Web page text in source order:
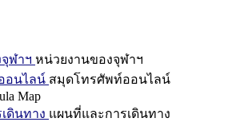
ฬาฯ หน่วยงานของจุฬาฯ
อนไลน์ สมุดโทรศัพท์ออนไลน์
Map
ดินทาง แผนที่และการเดินทาง